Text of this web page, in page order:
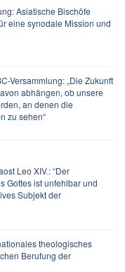
Asiatische Bischöfe
eine synodale Mission und
Versammlung: „Die Zukunft
abhängen, ob unsere
an denen die
zu sehen“
Leo XIV.: “Der
Gottes ist unfehlbar und
Subjekt der
theologisches
Berufung der